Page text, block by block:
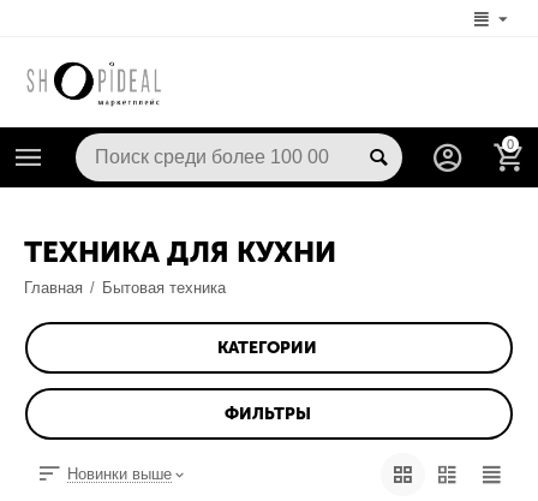
0
ТЕХНИКА ДЛЯ КУХНИ
Главная / Бытовая техника
КАТЕГОРИИ
ФИЛЬТРЫ
Новинки выше